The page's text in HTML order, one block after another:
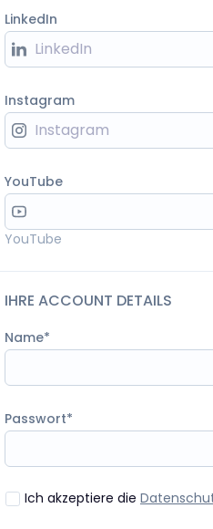
LinkedIn
Instagram
YouTube
YouTube
IHRE ACCOUNT DETAILS
Name
Passwort
Ich akzeptiere die